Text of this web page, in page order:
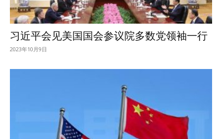
习近平会见美国国会参议院多数党领袖一行
2023年10月9日